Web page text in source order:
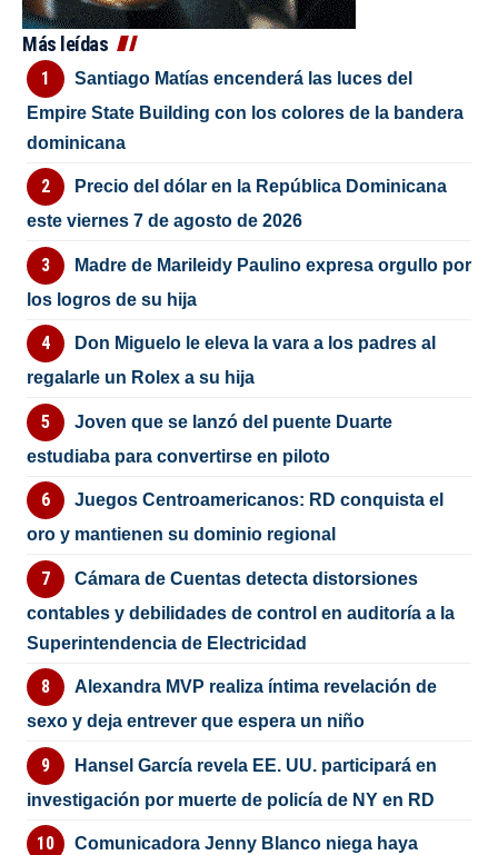
Más leídas
Santiago Matías encenderá las luces del
Empire State Building con los colores de la bandera
dominicana
Precio del dólar en la República Dominicana
este viernes 7 de agosto de 2026
Madre de Marileidy Paulino expresa orgullo por
los logros de su hija
Don Miguelo le eleva la vara a los padres al
regalarle un Rolex a su hija
Joven que se lanzó del puente Duarte
estudiaba para convertirse en piloto
Juegos Centroamericanos: RD conquista el
oro y mantienen su dominio regional
Cámara de Cuentas detecta distorsiones
contables y debilidades de control en auditoría a la
Superintendencia de Electricidad
Alexandra MVP realiza íntima revelación de
sexo y deja entrever que espera un niño
Hansel García revela EE. UU. participará en
investigación por muerte de policía de NY en RD
Comunicadora Jenny Blanco niega haya